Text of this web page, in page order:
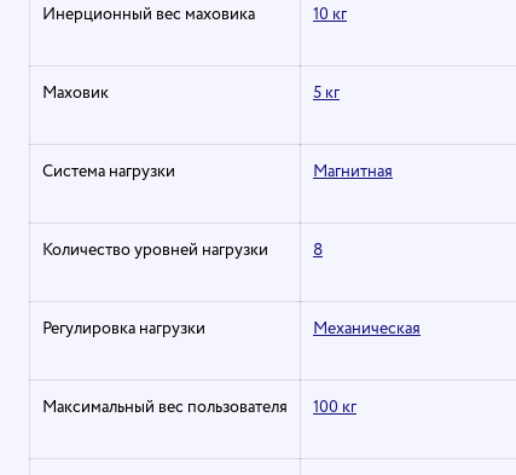
Инерционный вес маховика 10 кг
Маховик 5 кг
Система нагрузки Магнитная
Количество уровней нагрузки 8
Регулировка нагрузки Механическая
Максимальный вес пользователя 100 кг